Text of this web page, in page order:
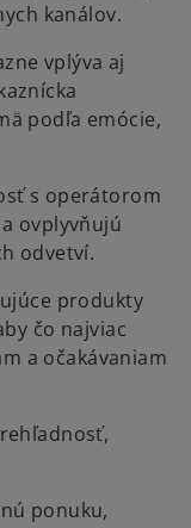
kanálov.
vplýva aj
podľa emócie,
s operátorom
ovplyvňujú
odvetví.
produkty
čo najviac
a očakávaniam
ponuku,